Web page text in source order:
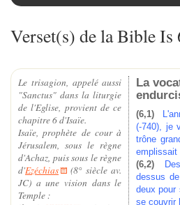
Verset(s) de la Bible Is
Le trisagion, appelé aussi
"Sanctus" dans la liturgie
de l'Eglise, provient de ce
chapitre 6 d'Isaïe.
Isaïe, prophète de cour à
Jérusalem, sous le règne
d'Achaz, puis sous le règne
d'Ezéchias
(8° siècle av.
JC) a une vision dans le
Temple :
La
(6,1)
(-740), je
trône
emplissait
(6,2)
dessus
deux pour
se couvrir